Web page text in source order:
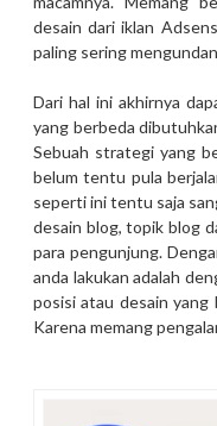
desain dari iklan
paling sering
Dari hal ini akhirnya
yang berbeda
Sebuah strategi yang
belum tentu pula
seperti ini tentu saja
desain blog, topik blog
para pengunjung.
anda lakukan adalah
posisi atau desain yang
Karena memang